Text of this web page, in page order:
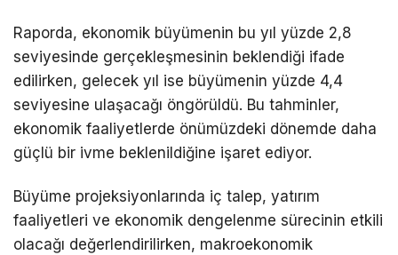
Raporda, ekonomik büyümenin bu yıl yüzde 2,8
seviyesinde gerçekleşmesinin beklendiği ifade
edilirken, gelecek yıl ise büyümenin yüzde 4,4
seviyesine ulaşacağı öngörüldü. Bu tahminler,
ekonomik faaliyetlerde önümüzdeki dönemde daha
güçlü bir ivme beklenildiğine işaret ediyor.
Büyüme projeksiyonlarında iç talep, yatırım
faaliyetleri ve ekonomik dengelenme sürecinin etkili
olacağı değerlendirilirken, makroekonomik